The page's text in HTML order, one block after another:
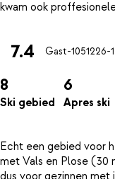
7.4 Gast-1051226-
8
Ski gebied
6
Apres ski
Echt een gebied voor
met Vals en Plose (30
dus voor gezinnen